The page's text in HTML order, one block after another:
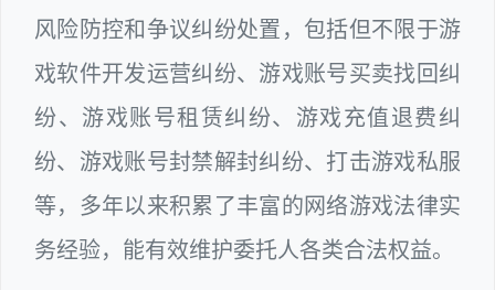
风险防控和争议纠纷处置，包括但不限于游
戏软件开发运营纠纷、游戏账号买卖找回纠
纷、游戏账号租赁纠纷、游戏充值退费纠
纷、游戏账号封禁解封纠纷、打击游戏私服
等，多年以来积累了丰富的网络游戏法律实
务经验，能有效维护委托人各类合法权益。